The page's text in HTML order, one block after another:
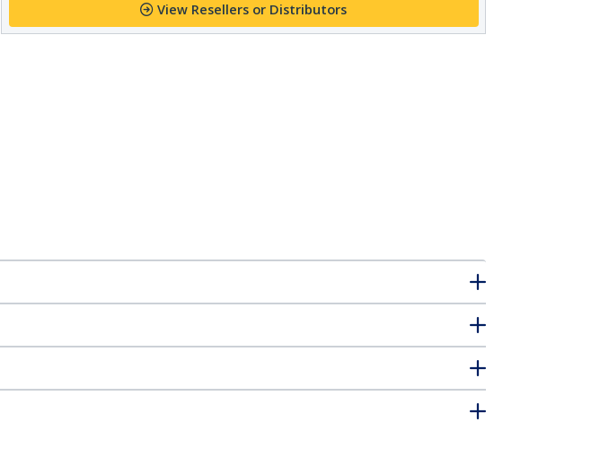
View Resellers or Distributors